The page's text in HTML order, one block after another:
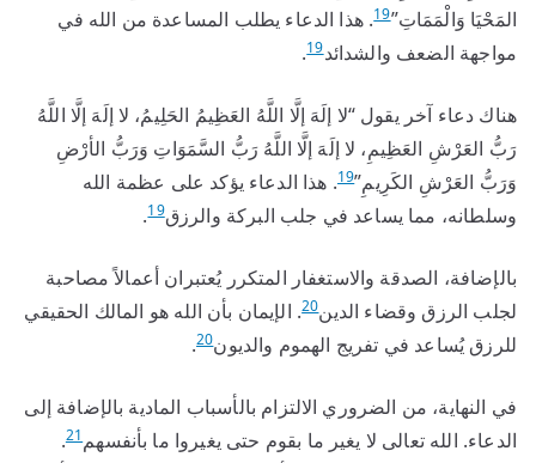
المَحْيَا وَالْمَمَاتِ”19. هذا الدعاء يطلب المساعدة من الله في
مواجهة الضعف والشدائد19
.
هناك دعاء آخر يقول “لا إلَهَ إلَّا اللَّهُ العَظِيمُ الحَلِيمُ، لا إلَهَ إلَّا اللَّهُ
رَبُّ العَرْشِ العَظِيمِ، لا إلَهَ إلَّا اللَّهُ رَبُّ السَّمَوَاتِ وَرَبُّ الأرْضِ
وَرَبُّ العَرْشِ الكَرِيمِ”19. هذا الدعاء يؤكد على عظمة الله
وسلطانه، مما يساعد في جلب البركة والرزق19
.
بالإضافة، الصدقة والاستغفار المتكرر يُعتبران أعمالاً مصاحبة
لجلب الرزق وقضاء الدين20. الإيمان بأن الله هو المالك الحقيقي
للرزق يُساعد في تفريج الهموم والديون20
.
في النهاية، من الضروري الالتزام بالأسباب المادية بالإضافة إلى
الدعاء. الله تعالى لا يغير ما بقوم حتى يغيروا ما بأنفسهم21
.